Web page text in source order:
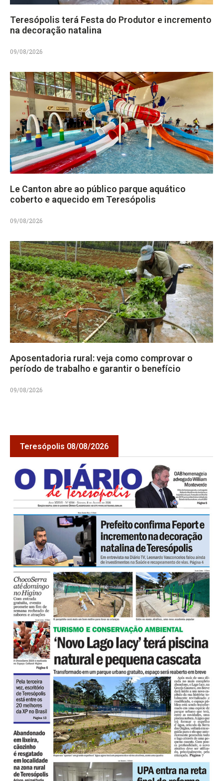
Teresópolis terá Festa do Produtor e incremento
na decoração natalina
09/08/2026
Le Canton abre ao público parque aquático
coberto e aquecido em Teresópolis
09/08/2026
Aposentadoria rural: veja como comprovar o
período de trabalho e garantir o benefício
09/08/2026
Teresópolis 08/08/2026